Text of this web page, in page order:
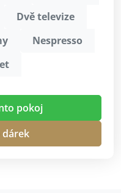
Dvě televize
Nespresso
pokoj